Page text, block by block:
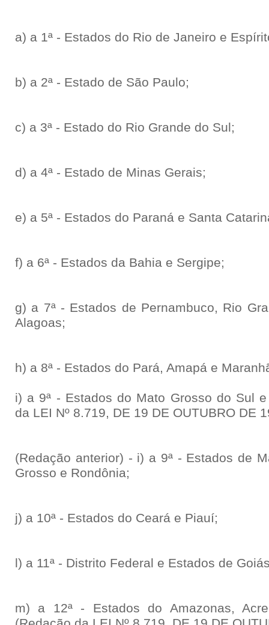
a) a 1ª - Estados do Rio de Janeiro e
b) a 2ª - Estado de São Paulo;
c) a 3ª - Estado do Rio Grande do Sul;
d) a 4ª - Estado de Minas Gerais;
e) a 5ª - Estados do Paraná e Santa
f) a 6ª - Estados da Bahia e Sergipe;
g) a 7ª - Estados de Pernambuco, Rio
Alagoas;
h) a 8ª - Estados do Pará, Amapá e
i) a 9ª - Estados do Mato Grosso do Sul
da LEI Nº 8.719, DE 19 DE OUTUBRO DE
(Redação anterior) - i) a 9ª - Estados de
Grosso e Rondônia;
j) a 10ª - Estados do Ceará e Piauí;
l) a 11ª - Distrito Federal e Estados de
m) a 12ª - Estados do Amazonas,